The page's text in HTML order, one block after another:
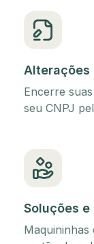
Alterações
Encerre
seu CNPJ
Soluções e
Maquininhas